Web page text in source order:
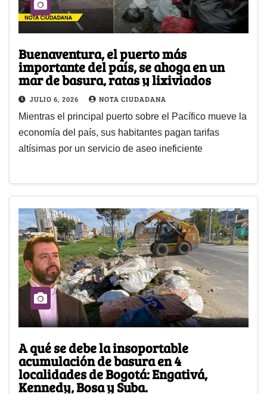
Buenaventura, el puerto más
importante del país, se ahoga en un
mar de basura, ratas y lixiviados
JULIO 6, 2026 NOTA CIUDADANA
Mientras el principal puerto sobre el Pacífico mueve la
economía del país, sus habitantes pagan tarifas
altísimas por un servicio de aseo ineficiente
A qué se debe la insoportable
acumulación de basura en 4
localidades de Bogotá: Engativá,
Kennedy, Bosa y Suba.